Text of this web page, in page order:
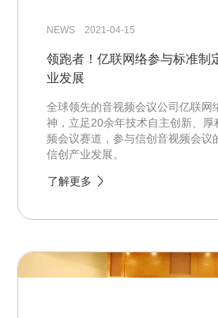
NEWS 2021-04-15
领跑者！亿联网络参与标准制
业发展
全球领先的音视频会议公司亿联网
神，立足20余年技术自主创新、厚
频会议赛道，参与信创音视频会议
信创产业发展。
了解更多